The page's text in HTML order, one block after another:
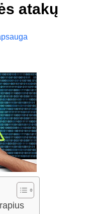
atakų